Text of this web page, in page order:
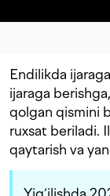
Endilikda
ijaraga
qolgan qismini
ruxsat beriladi.
qaytarish va